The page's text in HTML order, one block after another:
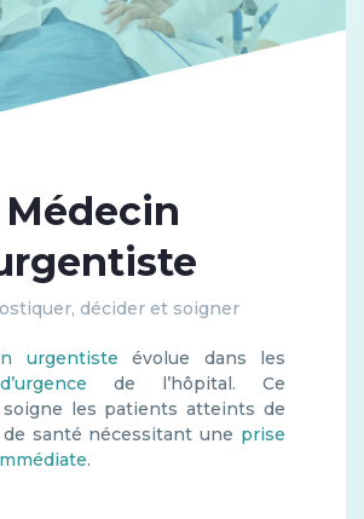
Médecin
décider et soigner
urgentiste évolue dans les
de l’hôpital. Ce
soigne les patients atteints de
santé nécessitant une prise
.